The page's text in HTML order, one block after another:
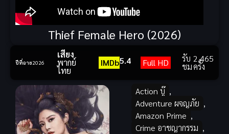
Thief Female Hero (2026)
ปีที่ฉาย2026
เสียง
พากย์
ไทย
IMDb5.4 Full HD รับ
ชม
2,465
ครั้ง
Action บู๊ ,
Adventure ผจญภัย ,
Amazon Prime ,
Crime อาชญากรรม ,